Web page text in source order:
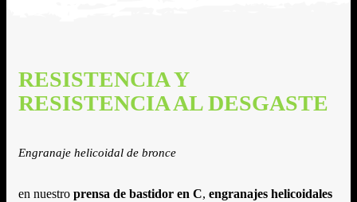
RESISTENCIA Y
RESISTENCIA AL DESGASTE
Engranaje helicoidal de bronce
en nuestro prensa de bastidor en C, engranajes helicoidales